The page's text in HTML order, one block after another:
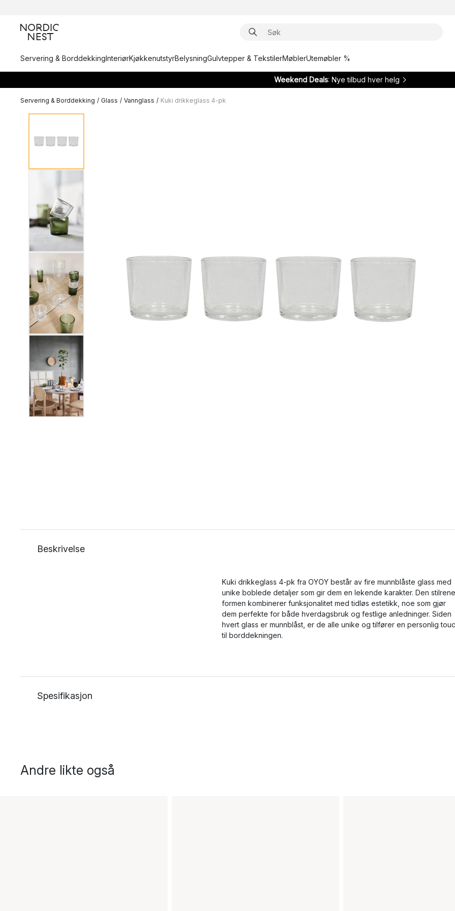
Servering & BorddekkingInteriørKjøkkenutstyrBelysningGulvtepper & TekstilerMøblerUtemøbler %
Weekend Deals: Nye tilbud hver helg
Servering & Borddekking / Glass / Vannglass / Kuki drikkeglass 4-pk
Beskrivelse
Kuki drikkeglass 4-pk fra OYOY består av fire munnblåste glass med
unike boblede detaljer som gir dem en lekende karakter. Den stilrene
formen kombinerer funksjonalitet med tidløs estetikk, noe som gjør
dem perfekte for både hverdagsbruk og festlige anledninger. Siden
hvert glass er munnblåst, er de alle unike og tilfører en personlig
til borddekningen.
Spesifikasjon
Andre likte også